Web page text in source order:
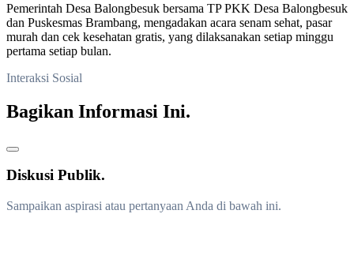
Pemerintah Desa Balongbesuk bersama TP PKK Desa Balongbesuk
dan Puskesmas Brambang, mengadakan acara senam sehat, pasar
murah dan cek kesehatan gratis, yang dilaksanakan setiap minggu
pertama setiap bulan.
Interaksi Sosial
Bagikan Informasi Ini.
Diskusi Publik.
Sampaikan aspirasi atau pertanyaan Anda di bawah ini.